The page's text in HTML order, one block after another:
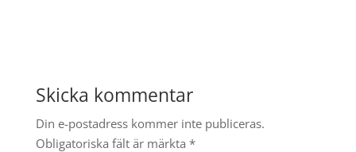
Skicka kommentar
Din e-postadress kommer inte publiceras.
Obligatoriska fält är märkta *